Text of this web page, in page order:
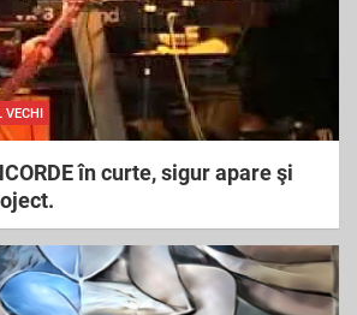
VECHI
în curte, sigur apare şi